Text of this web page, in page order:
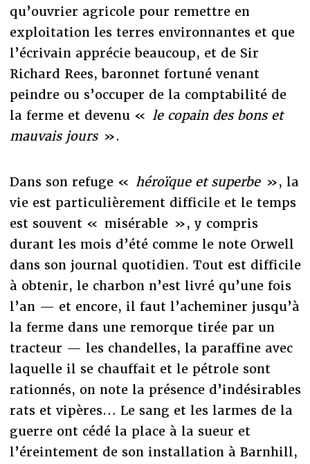
qu’ouvrier agricole pour remettre en
exploitation les terres environnantes et que
l’écrivain apprécie beaucoup, et de Sir
Richard Rees, baronnet fortuné venant
peindre ou s’occuper de la comptabilité de
la ferme et devenu « le copain des bons et
mauvais jours».
Dans son refuge « héroïque et superbe», la
vie est particulièrement difficile et le temps
est souvent « misérable », y compris
durant les mois d’été comme le note Orwell
dans son journal quotidien. Tout est difficile
à obtenir, le charbon n’est livré qu’une fois
l’an — et encore, il faut l’acheminer jusqu’à
la ferme dans une remorque tirée par un
tracteur — les chandelles, la paraffine avec
laquelle il se chauffait et le pétrole sont
rationnés, on note la présence d’indésirables
rats et vipères… Le sang et les larmes de la
guerre ont cédé la place à la sueur et
l’éreintement de son installation à Barnhill,